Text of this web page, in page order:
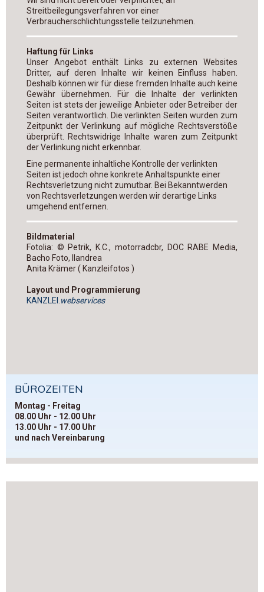
Streitbeilegungsverfahren vor einer
Verbraucherschlichtungsstelle teilzunehmen.
Haftung für Links
Unser Angebot enthält Links zu externen Websites
Dritter, auf deren Inhalte wir keinen Einfluss haben.
Deshalb können wir für diese fremden Inhalte auch keine
Gewähr übernehmen. Für die Inhalte der verlinkten
Seiten ist stets der jeweilige Anbieter oder Betreiber der
Seiten verantwortlich. Die verlinkten Seiten wurden zum
Zeitpunkt der Verlinkung auf mögliche Rechtsverstöße
überprüft. Rechtswidrige Inhalte waren zum Zeitpunkt
der Verlinkung nicht erkennbar.
Eine permanente inhaltliche Kontrolle der verlinkten
Seiten ist jedoch ohne konkrete Anhaltspunkte einer
Rechtsverletzung nicht zumutbar. Bei Bekanntwerden
von Rechtsverletzungen werden wir derartige Links
umgehend entfernen.
Bildmaterial
Fotolia: © Petrik, K.C., motorradcbr, DOC RABE Media,
Bacho Foto, Ilandrea
Anita Krämer ( Kanzleifotos )
Layout und Programmierung
KANZLEI.webservices
BÜROZEITEN
Montag - Freitag
08.00 Uhr - 12.00 Uhr
13.00 Uhr - 17.00 Uhr
und nach Vereinbarung